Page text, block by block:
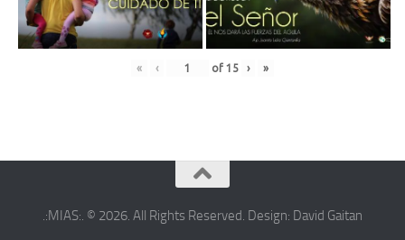
« ‹ of 15 › »
.:MIAS:. © 2026. All Rights Reserved. Design: David Gaitan